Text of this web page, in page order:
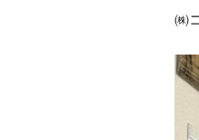
㈱